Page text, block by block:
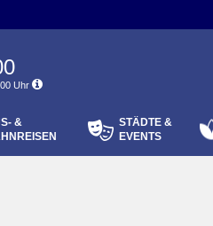
Uhr
&
STÄDTE &
EVENTS